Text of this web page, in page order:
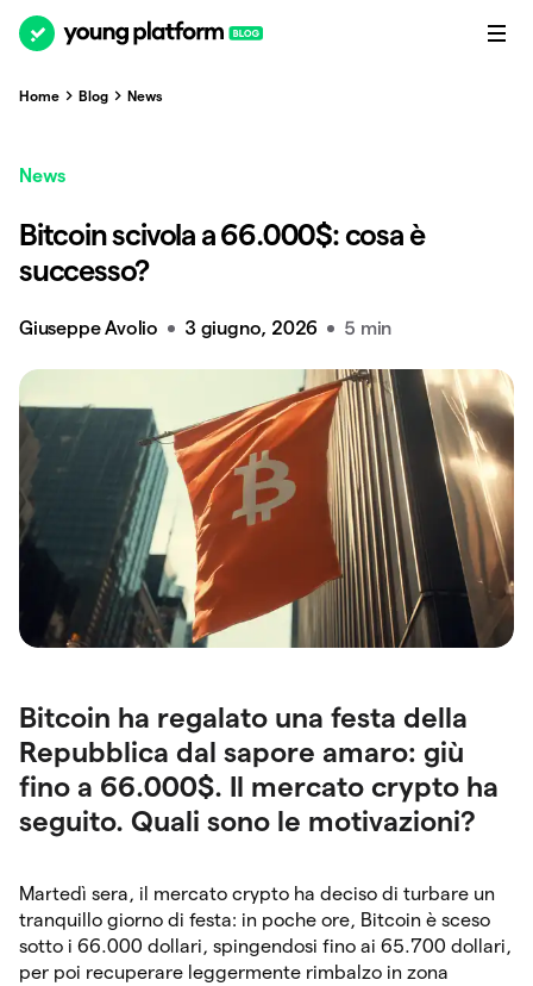
Home Blog News
News
Bitcoin scivola a 66.000$: cosa è
successo?
Giuseppe Avolio 3 giugno, 2026 5 min
Bitcoin ha regalato una festa della
Repubblica dal sapore amaro: giù
fino a 66.000$. Il mercato crypto ha
seguito. Quali sono le motivazioni?
Martedì sera, il mercato crypto ha deciso di turbare un
tranquillo giorno di festa: in poche ore, Bitcoin è sceso
sotto i 66.000 dollari, spingendosi fino ai 65.700 dollari,
per poi recuperare leggermente rimbalzo in zona